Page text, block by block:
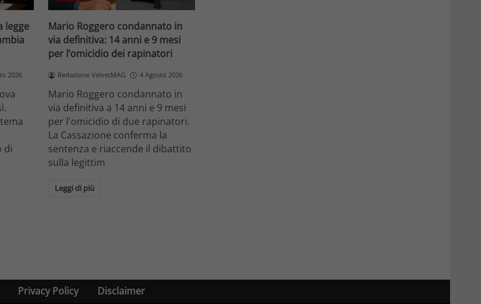
legge
2026
di
Mario Roggero condannato in
via definitiva: 14 anni e 9 mesi
per l’omicidio dei rapinatori
Redazione VelvetMAG 4 Agosto 2026
Mario Roggero condannato in
via definitiva a 14 anni e 9 mesi
per l'omicidio di due rapinatori.
La Cassazione conferma la
sentenza e riaccende il dibattito
sulla legittim
Leggi di più
Privacy Policy Disclaimer